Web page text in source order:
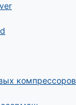
компрессоров